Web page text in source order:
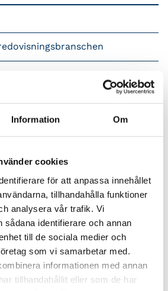
Information Om
cookies
för att anpassa innehållet
tillhandahålla funktioner
analysera vår trafik. Vi
sådana identifierare och annan
till de sociala medier och
som vi samarbetar med.
informationen med annan
tillhandahållit eller som de har
nyhetsbrev
och organisationer
– insikter för hållbart